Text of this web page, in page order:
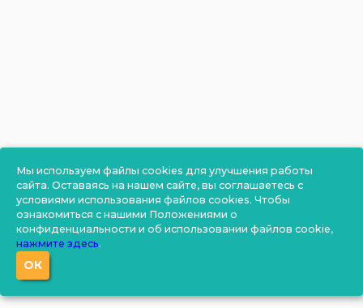
Мы используем файлы cookies для улучшения работы
сайта. Оставаясь на нашем сайте, вы соглашаетесь с
условиями использования файлов cookies. Чтобы
ознакомиться с нашими Положениями о
конфиденциальности и об использовании файлов cookie,
нажмите здесь.
ОК